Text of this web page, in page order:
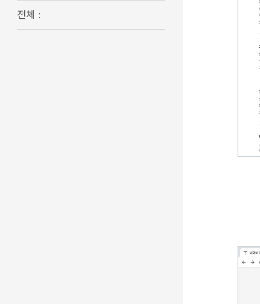
전체 :